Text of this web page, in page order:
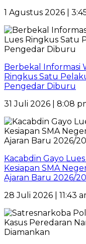
1 Agustus 2026 |
Berbekal Informasi
Ringkus Satu
Pengedar Diburu
31 Juli 2026 | 8:08
Kacabdin Gayo
Kesiapan SMA
Ajaran Baru 2026/
28 Juli 2026 | 11:43